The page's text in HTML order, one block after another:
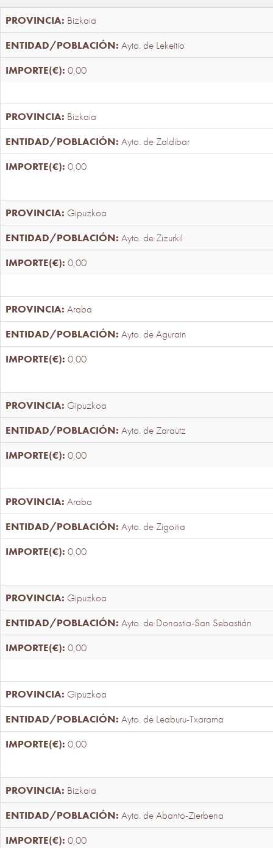
Bizkaia
Ayto. de Lekeitio
0,00
Bizkaia
Ayto. de Zaldibar
0,00
Gipuzkoa
Ayto. de Zizurkil
0,00
Araba
Ayto. de Agurain
0,00
Gipuzkoa
Ayto. de Zarautz
0,00
Araba
Ayto. de Zigoitia
0,00
Gipuzkoa
Ayto. de Donostia-San Sebastián
0,00
Gipuzkoa
Ayto. de Leaburu-Txarama
0,00
Bizkaia
Ayto. de Abanto-Zierbena
0,00